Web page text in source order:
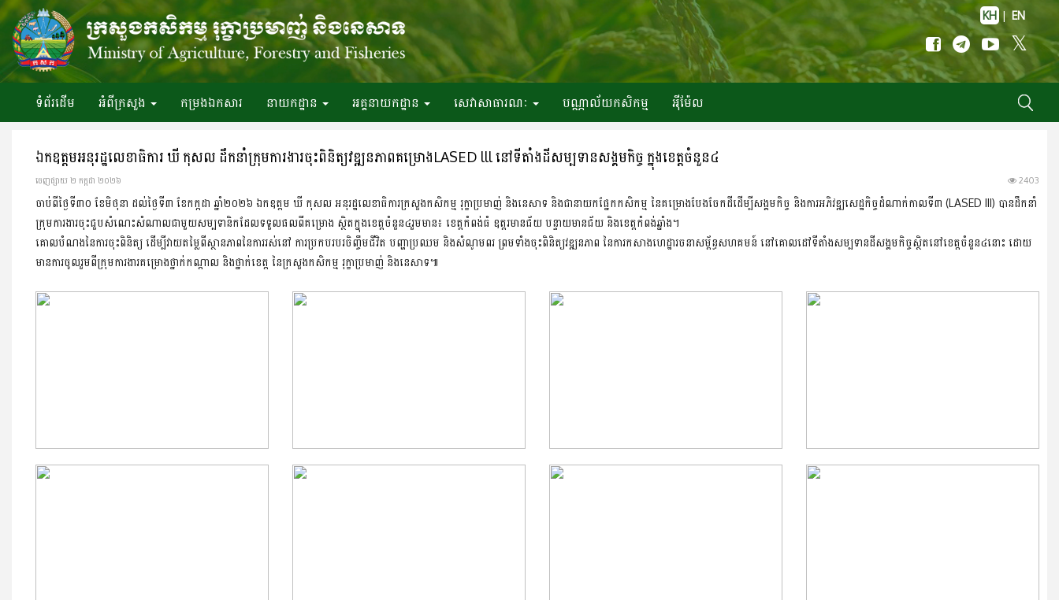
KH | EN
ទំព័រ​ដើម អំពី​ក្រសួង កម្រងឯកសារ នាយកដ្ឋាន អគ្គនាយកដ្ឋាន សេវាសាធារណៈ បណ្ណាល័យកសិកម្ម អ៉ីម៉ែល
ឯកឧត្តមអនុរដ្ឋលេខាធិការ ឃី កុសល ដឹកនាំក្រុមការងារចុះ​ពិនិត្យ​វឌ្ឍនភាព​គម្រោងLASED lll នៅទីតាំងដីសម្បទានសង្គមកិច្ច ក្នុងខេត្តចំនួន៤
ចេញ​ផ្សាយ​ ២ កក្កដា ២០២៦ 2403
ចាប់ពីថ្ងៃទី៣០ ខែមិថុនា ដល់ថ្ងៃទី៣ ខែកក្កដា ឆ្នាំ២០២៦ ឯកឧត្ដម ឃី កុសល អនុរដ្ឋលេខាធិការក្រសួងកសិកម្ម រុក្ខាប្រមាញ់ និងនេសាទ និងជា​នាយក​ផ្នែកកសិកម្ម នៃគម្រោងបែងចែកដីដើម្បីសង្គមកិច្ច និងការអភិវឌ្ឍ​សេដ្ឋកិច្ច​ដំណាក់កាលទី៣ (LASED III) បានដឹកនាំ
ក្រុមការងារចុះជួប​សំណេះ​សំណាលជាមួយសម្បទានិកដែលទទួលផលពីគម្រោង ស្ថិតក្នុងខេត្ត​ចំនួន៤រួមមាន៖ ខេត្តកំពង់ធំ ឧត្តរមានជ័យ បន្ទាយមានជ័យ និងខេត្តកំពង់ឆ្នាំង។
គោលបំណងនៃការចុះពិនិត្យ ដើម្បីវាយតម្លៃពីស្ថានភាពនៃការរស់នៅ ការ​ប្រកប​របរចិញ្ចឹមជីវិត បញ្ហាប្រឈម និងសំណូមពរ ព្រមទាំងចុះពិនិត្យវឌ្ឍនភាព នៃការកសាងហេដ្ឋារចនាសម្ព័ន្ធសហគមន៍ នៅគោលដៅទីតាំងសម្បទានដី​សង្គមកិច្ចស្ថិតនៅខេត្តចំនួន៤នោះ ដោយ
មានការចូលរួមពីក្រុមការងារគម្រោង​ថ្នាក់កណ្តាល និងថ្នាក់ខេត្ត នៃក្រសួងកសិកម្ម រុក្ខាប្រមាញ់ និងនេសាទ៕